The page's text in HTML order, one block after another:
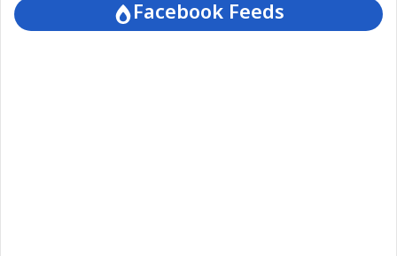
Facebook Feeds